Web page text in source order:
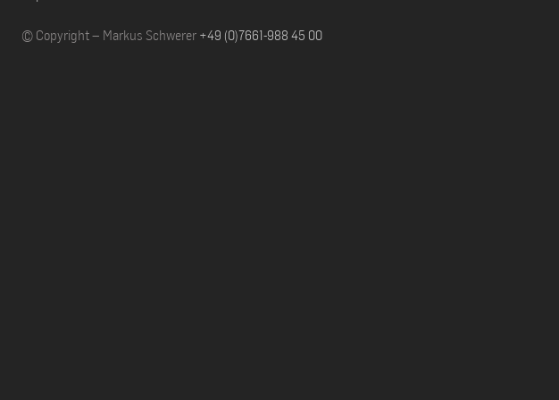
© Copyright – Markus Schwerer +49 (0)7661-988 45 00